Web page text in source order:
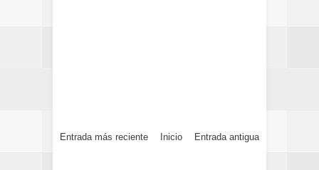
Entrada más reciente Entrada antigua
Inicio